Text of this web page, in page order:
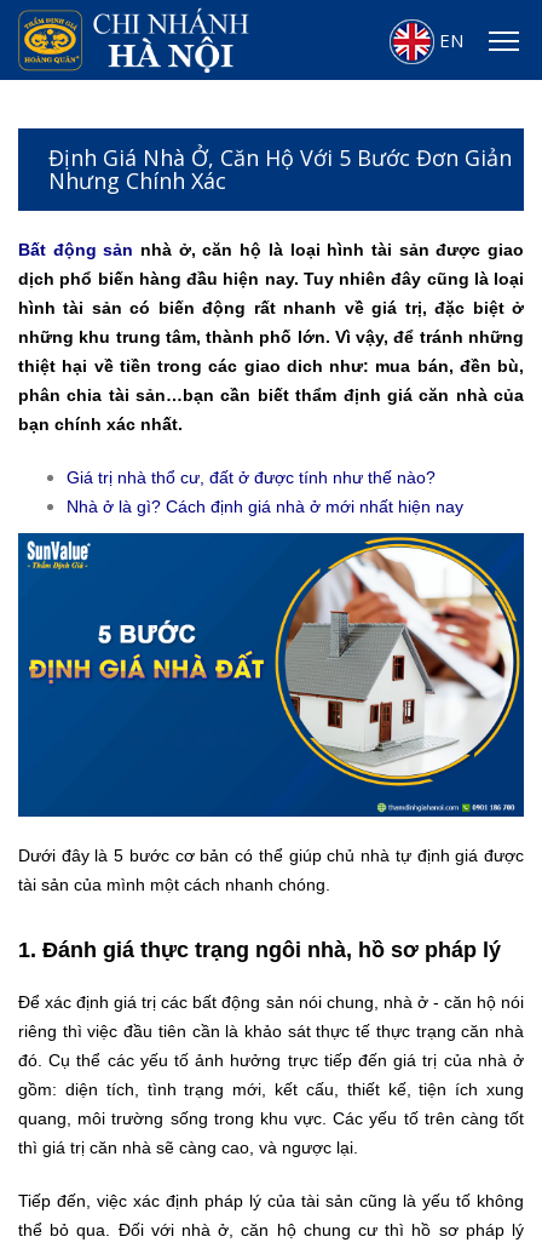
EN
Định Giá Nhà Ở, Căn Hộ Với 5 Bước Đơn Giản
Nhưng Chính Xác
Bất động sản nhà ở, căn hộ là loại hình tài sản được giao
dịch phổ biến hàng đầu hiện nay. Tuy nhiên đây cũng là loại
hình tài sản có biến động rất nhanh về giá trị, đặc biệt ở
những khu trung tâm, thành phố lớn. Vì vậy, để tránh những
thiệt hại về tiền trong các giao dich như: mua bán, đền bù,
phân chia tài sản…bạn cần biết thẩm định giá căn nhà của
bạn chính xác nhất.
Giá trị nhà thổ cư, đất ở được tính như thế nào?
Nhà ở là gì? Cách định giá nhà ở mới nhất hiện nay
Dưới đây là 5 bước cơ bản có thể giúp chủ nhà tự định giá được
tài sản của mình một cách nhanh chóng.
1. Đánh giá thực trạng ngôi nhà, hồ sơ pháp lý
Để xác định giá trị các bất động sản nói chung, nhà ở - căn hộ nói
riêng thì việc đầu tiên cần là khảo sát thực tế thực trạng căn nhà
đó. Cụ thể các yếu tố ảnh hưởng trực tiếp đến giá trị của nhà ở
gồm: diện tích, tình trạng mới, kết cấu, thiết kế, tiện ích xung
quang, môi trường sống trong khu vực. Các yếu tố trên càng tốt
thì giá trị căn nhà sẽ càng cao, và ngược lại.
Tiếp đến, việc xác định pháp lý của tài sản cũng là yếu tố không
thể bỏ qua. Đối với nhà ở, căn hộ chung cư thì hồ sơ pháp lý